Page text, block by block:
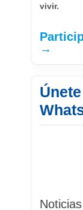
vivir.
→